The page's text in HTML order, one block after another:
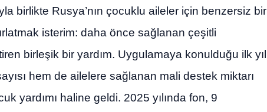
birlikte Rusya’nın çocuklu aileler için benzersiz bir
isterim: daha önce sağlanan çeşitli
birleşik bir yardım. Uygulamaya konulduğu ilk yıl
hem de ailelere sağlanan mali destek miktarı
yardımı haline geldi. 2025 yılında fon, 9